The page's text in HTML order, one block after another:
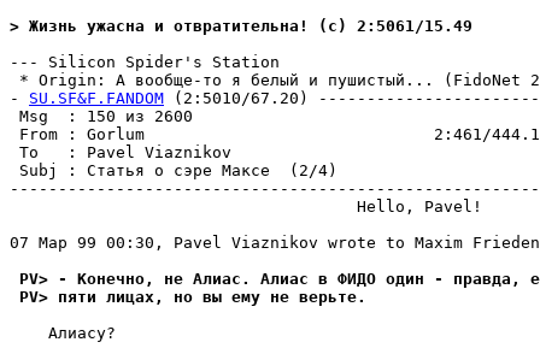
> Жизнь ужасна и отвратительна! (c) 2:5061/15.49
--- Silicon Spider's Station
* Origin: А вообще-то я белый и пушистый... (FidoNet
- SU.SF&F.FANDOM (2:5010/67.20)
Msg  : 150
From : Gorlum                              2:461/444.13
To   : Pavel Viaznikov
Subj : Статья о сэре
                                    Hello, Pavel!
07 Мар 99 00:30, Pavel Viaznikov wrote to Maxim
PV> - Конечно, не Алиас. Алиас в ФИДО один - правда,
PV> пяти лицах, но вы ему не верьте.
    Алиасу?